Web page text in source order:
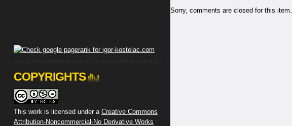
Sorry, comments are closed for this item.
COPYRIGHTS
This work is licensed under a Creative Commons
Attribution-Noncommercial-No Derivative Works